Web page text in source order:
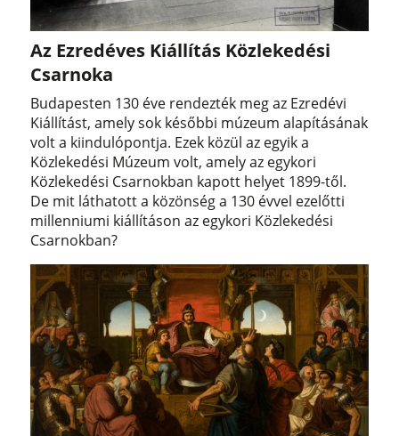
Az Ezredéves Kiállítás Közlekedési
Csarnoka
Budapesten 130 éve rendezték meg az Ezredévi
Kiállítást, amely sok későbbi múzeum alapításának
volt a kiindulópontja. Ezek közül az egyik a
Közlekedési Múzeum volt, amely az egykori
Közlekedési Csarnokban kapott helyet 1899-től.
De mit láthatott a közönség a 130 évvel ezelőtti
millenniumi kiállításon az egykori Közlekedési
Csarnokban?